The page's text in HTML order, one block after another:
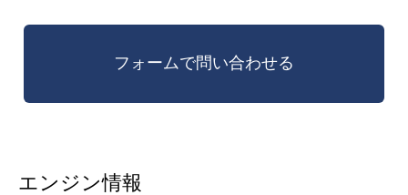
エンジン情報